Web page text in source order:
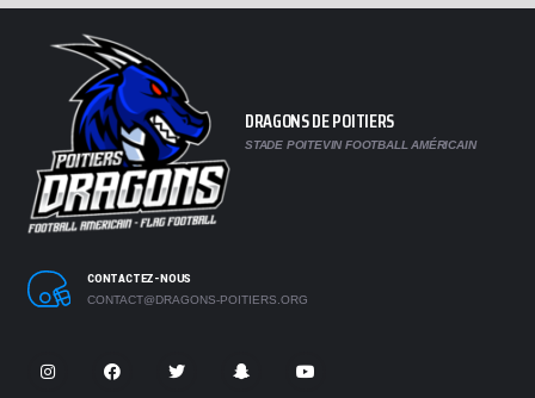
DRAGONS DE POITIERS
STADE POITEVIN FOOTBALL AMÉRICAIN
CONTACTEZ-NOUS
CONTACT@DRAGONS-POITIERS.ORG